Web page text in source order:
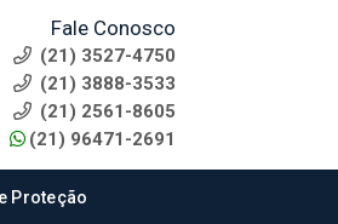
Fale Conosco
(21) 3527-4750
(21) 3888-3533
(21) 2561-8605
(21) 96471-2691
Proteção